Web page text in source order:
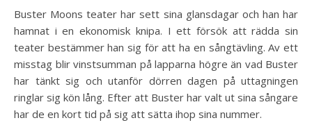
Buster Moons teater har sett sina glansdagar och han har
hamnat i en ekonomisk knipa. I ett försök att rädda sin
teater bestämmer han sig för att ha en sångtävling. Av ett
misstag blir vinstsumman på lapparna högre än vad Buster
har tänkt sig och utanför dörren dagen på uttagningen
ringlar sig kön lång. Efter att Buster har valt ut sina sångare
har de en kort tid på sig att sätta ihop sina nummer.